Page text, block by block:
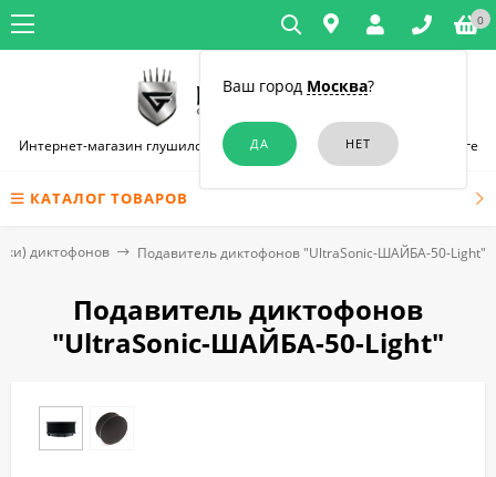
Ваш город Москва?
0
Интернет-магазин глушилок связи и диктофонов в Санкт-Петербурге
КАТАЛОГ ТОВАРОВ
диктофонов Подавитель диктофонов "UltraSonic-ШАЙБА-50-Light"
Подавитель диктофонов
"UltraSonic-ШАЙБА-50-Light"